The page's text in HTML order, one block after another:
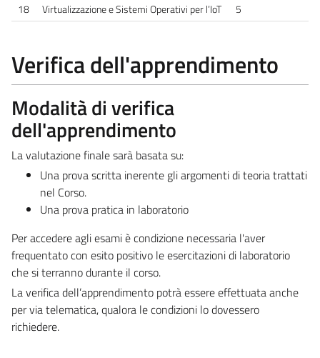
18
Virtualizzazione e Sistemi Operativi per l’IoT 5
Verifica dell'apprendimento
Modalità di verifica
dell'apprendimento
La valutazione finale sarà basata su:
Una prova scritta inerente gli argomenti di teoria trattati
nel Corso.
Una prova pratica in laboratorio
Per accedere agli esami è condizione necessaria l'aver
frequentato con esito positivo le esercitazioni di laboratorio
che si terranno durante il corso.
La verifica dell’apprendimento potrà essere effettuata anche
per via telematica, qualora le condizioni lo dovessero
richiedere.